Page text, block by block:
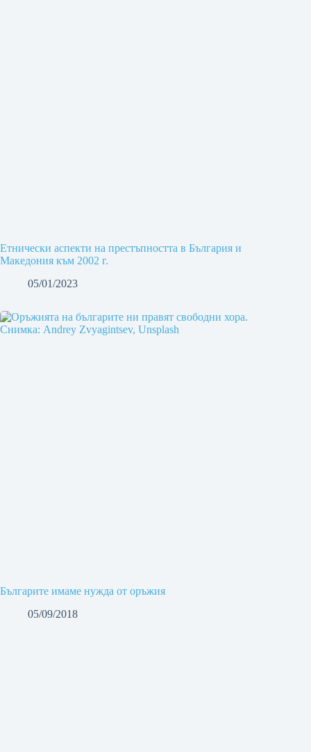
Eтнически аспекти на престъпността в България и
Македония към 2002 г.
05/01/2023
Българите имаме нужда от оръжия
05/09/2018